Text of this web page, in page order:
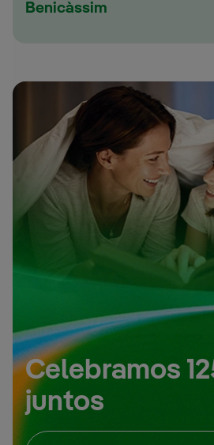
Benicàssim
Celebramos
juntos